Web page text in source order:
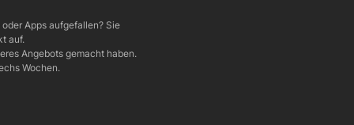
Apps aufgefallen? Sie
auf.
Angebots gemacht haben.
Wochen.